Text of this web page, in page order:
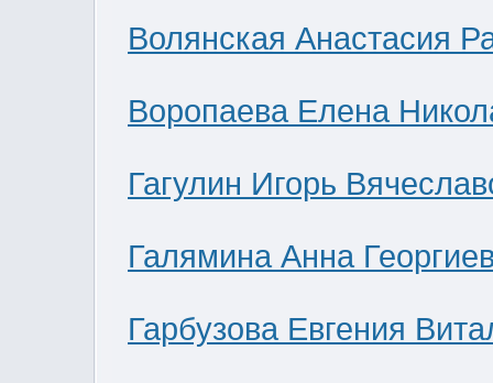
Волянская Анастасия
Воропаева Елена
Гагулин Игорь
Галямина Анна
Гарбузова Евгения